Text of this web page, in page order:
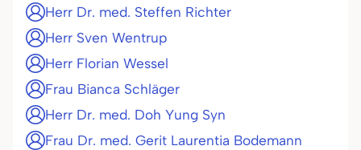
Herr Dr. med. Steffen Richter
Herr Sven Wentrup
Herr Florian Wessel
Frau Bianca Schläger
Herr Dr. med. Doh Yung Syn
Frau Dr. med. Gerit Laurentia Bodemann